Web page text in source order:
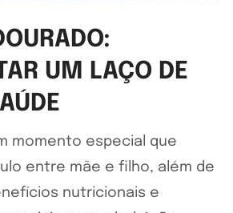
UM LAÇO DE
momento especial que
entre mãe e filho, além de
nutricionais e